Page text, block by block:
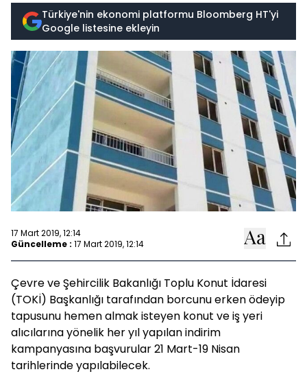
Türkiye'nin ekonomi platformu Bloomberg HT'yi
Google listesine ekleyin
17 Mart 2019, 12:14
Güncelleme : 17 Mart 2019, 12:14
Çevre ve Şehircilik Bakanlığı Toplu Konut İdaresi
(TOKİ) Başkanlığı tarafından borcunu erken ödeyip
tapusunu hemen almak isteyen konut ve iş yeri
alıcılarına yönelik her yıl yapılan indirim
kampanyasına başvurular 21 Mart-19 Nisan
tarihlerinde yapılabilecek.